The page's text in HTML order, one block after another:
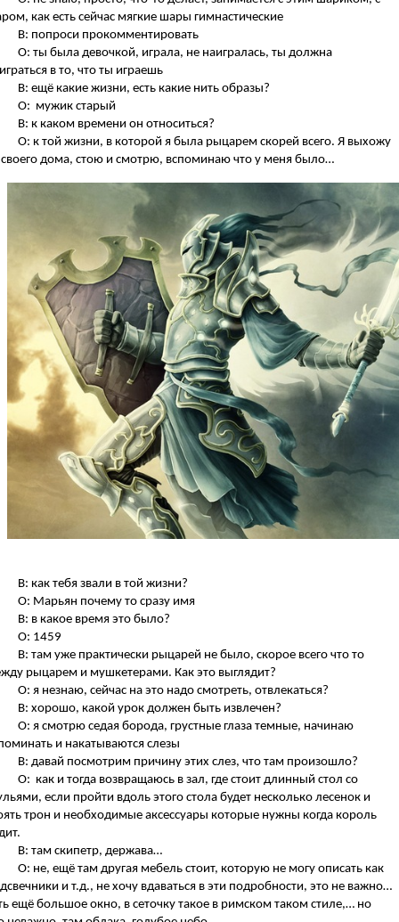
как есть сейчас мягкие шары гимнастические
В: попроси прокомментировать
О: ты была девочкой, играла, не наигралась, ты должна
в то, что ты играешь
В: ещё какие жизни, есть какие нить образы?
О: мужик старый
В: к каком времени он относиться?
О: к той жизни, в которой я была рыцарем скорей всего. Я выхожу
своего дома, стою и смотрю, вспоминаю что у меня было…
В: как тебя звали в той жизни?
О: Марьян почему то сразу имя
В: в какое время это было?
О: 1459
В: там уже практически рыцарей не было, скорое всего что то
рыцарем и мушкетерами. Как это выглядит?
О: я незнаю, сейчас на это надо смотреть, отвлекаться?
В: хорошо, какой урок должен быть извлечен?
О: я смотрю седая борода, грустные глаза темные, начинаю
и накатываются слезы
В: давай посмотрим причину этих слез, что там произошло?
О: как и тогда возвращаюсь в зал, где стоит длинный стол со
если пройти вдоль этого стола будет несколько лесенок и
трон и необходимые аксессуары которые нужны когда король
В: там скипетр, держава…
О: не, ещё там другая мебель стоит, которую не могу описать как
и т.д., не хочу вдаваться в эти подробности, это не важно…
ещё большое окно, в сеточку такое в римском таком стиле,… но